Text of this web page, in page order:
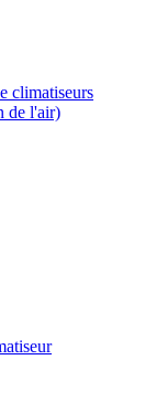
climatiseurs
de l'air)